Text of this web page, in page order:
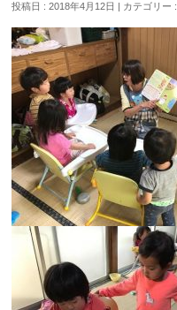
投稿日 : 2018年4月12日 | カテゴリー :